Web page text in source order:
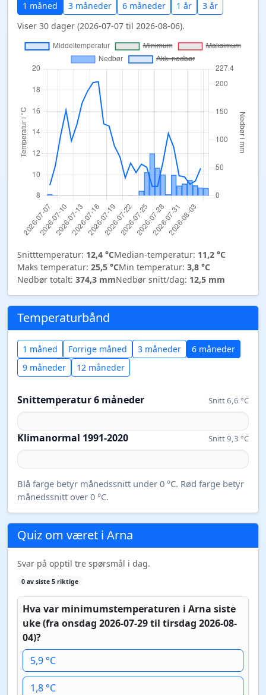
1 måned 3 måneder 6 måneder 1 år
3 år
Viser 30 dager (2026-07-07 til 2026-08-06).
Snitttemperatur: 12,4 °CMedian-temperatur: 11,2 °C
Maks temperatur: 25,5 °CMin temperatur: 3,8 °C
Nedbør totalt: 374,3 mmNedbør snitt/dag: 12,5 mm
Temperaturbånd
1 måned Forrige måned 3 måneder
6 måneder
9 måneder
12 måneder
Snittemperatur 6 måneder Snitt 6,6 °C
Klimanormal 1991-2020 Snitt 9,3 °C
Blå farge betyr månedssnitt under 0 °C. Rød farge betyr
månedssnitt over 0 °C.
Quiz om været i Arna
Svar på opptil tre spørsmål i dag.
0 av siste 5 riktige
Hva var minimumstemperaturen i Arna siste
uke (fra onsdag 2026-07-29 til tirsdag 2026-08-
04)?
5,9 °C
1,8 °C